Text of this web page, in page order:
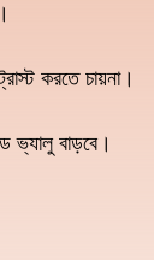
করতে চায়না।
ভ্যালু বাড়বে।